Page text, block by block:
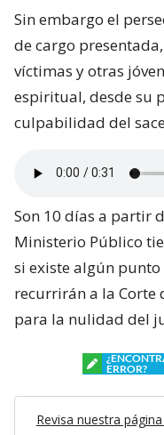
Sin embargo el
de cargo
víctimas y otras
espiritual, desde su
culpabilidad del
Son 10 días a partir
Ministerio Público
si existe algún
recurrirán a la Corte
para la nulidad del
ERROR?
Revisa nuestra